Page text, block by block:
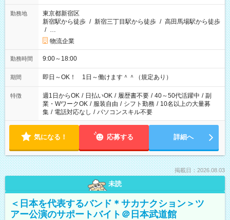
勤務地
東京都新宿区
新宿駅から徒歩 / 新宿三丁目駅から徒歩 / 高田馬場駅から徒歩
/ …
物流企業
勤務時間 9:00～18:00
期間 即日～OK！ 1日～働けます＾＾（規定あり）
特徴 週1日からOK / 日払いOK / 履歴書不要 / 40～50代活躍中 / 副
業・WワークOK / 服装自由 / シフト勤務 / 10名以上の大量募
集 / 電話対応なし / パソコンスキル不要
気になる！ 応募する 詳細へ
掲載日：2026.08.03
未読
＜日本を代表するバンド＊サカナクション＞ツ
アー公演のサポートバイト＠日本武道館